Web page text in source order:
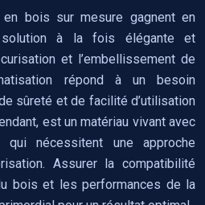
bois sur mesure gagnent en
solution à la fois élégante et
et l’embellissement de
répond à un besoin
sûreté et de facilité d’utilisation
est un matériau vivant avec
nécessitent une approche
Assurer la compatibilité
bois et les performances de la